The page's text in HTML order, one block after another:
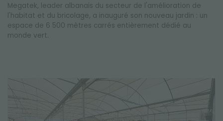
Megatek, leader albanais du secteur de l'amélioration de
l'habitat et du bricolage, a inauguré son nouveau jardin : un
espace de 6 500 mètres carrés entièrement dédié au
monde vert.